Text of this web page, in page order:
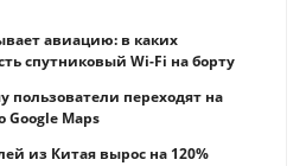
авиацию: в каких
спутниковый Wi-Fi на борту
пользователи переходят на
Google Maps
из Китая вырос на 120%